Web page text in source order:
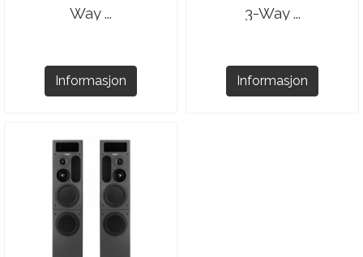
Way ...
Informasjon
3-Way ...
Informasjon